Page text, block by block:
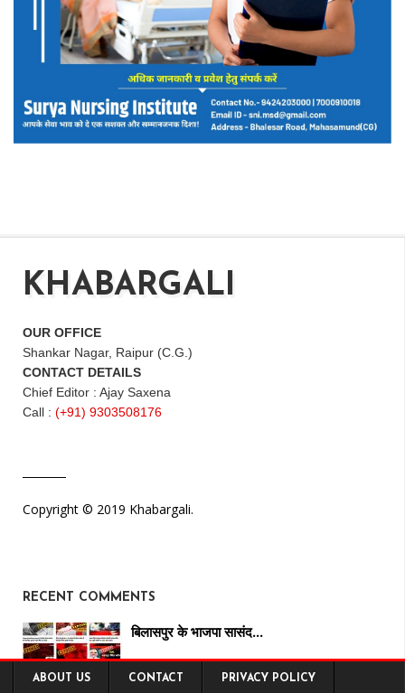
KHABARGALI
OUR OFFICE
Shankar Nagar, Raipur (C.G.)
CONTACT DETAILS
Chief Editor : Ajay Saxena
Call : (+91) 9303508176
Copyright © 2019 Khabargali.
RECENT COMMENTS
बिलासपुर के भाजपा सासंद…
ABOUT US CONTACT PRIVACY POLICY